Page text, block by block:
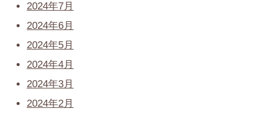
2024年7月
2024年6月
2024年5月
2024年4月
2024年3月
2024年2月